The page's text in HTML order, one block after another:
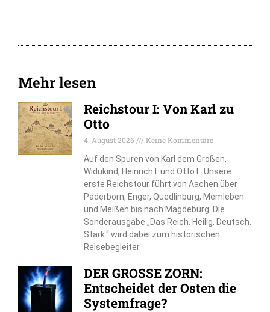
Mehr lesen
Reichstour I: Von Karl zu
Otto
4. August 2026
Keine Kommentare
Auf den Spuren von Karl dem Großen,
Widukind, Heinrich I. und Otto I.: Unsere
erste Reichstour führt von Aachen über
Paderborn, Enger, Quedlinburg, Memleben
und Meißen bis nach Magdeburg. Die
Sonderausgabe „Das Reich. Heilig. Deutsch.
Stark.“ wird dabei zum historischen
Reisebegleiter.
DER GROSSE ZORN:
Entscheidet der Osten die
Systemfrage?